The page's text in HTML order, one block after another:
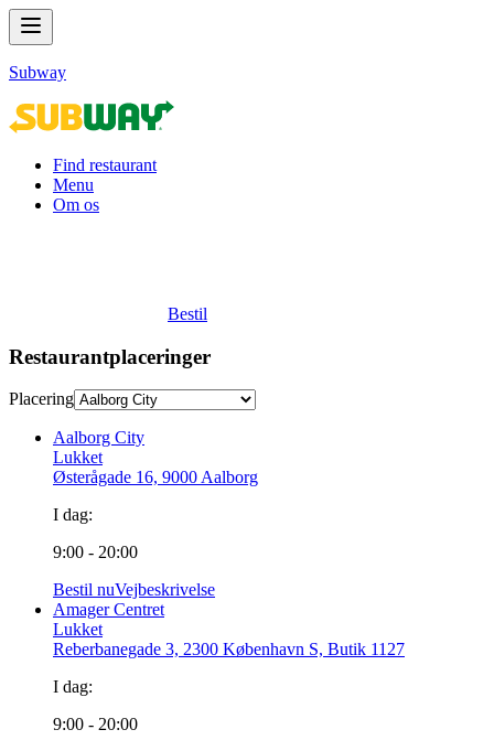
Subway
Find restaurant
Menu
Om os
Bestil
Restaurantplaceringer
Placering
Aalborg City
Lukket
Østerågade 16, 9000 Aalborg
I dag:
9:00 - 20:00
Bestil nuVejbeskrivelse
Amager Centret
Lukket
Reberbanegade 3, 2300 København S, Butik 1127
I dag:
9:00 - 20:00